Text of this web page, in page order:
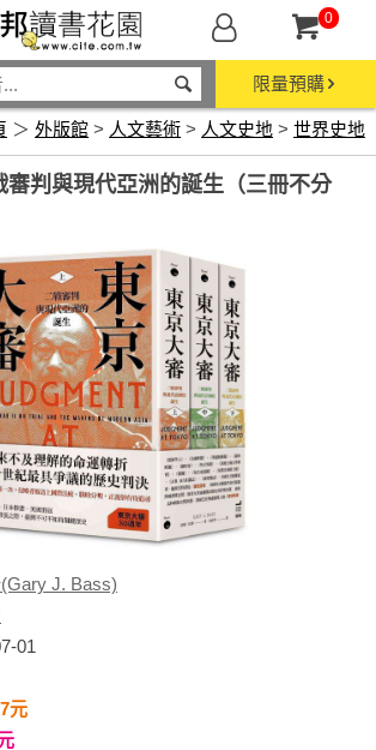
0
限量預購
＞ 外版館 > 人文藝術 > 人文史地 > 世界史地
審判與現代亞洲的誕生（三冊不分
J. Bass)
01
元